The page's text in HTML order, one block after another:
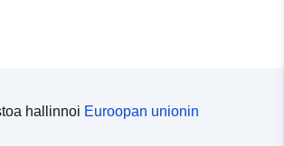
hallinnoi Euroopan unionin